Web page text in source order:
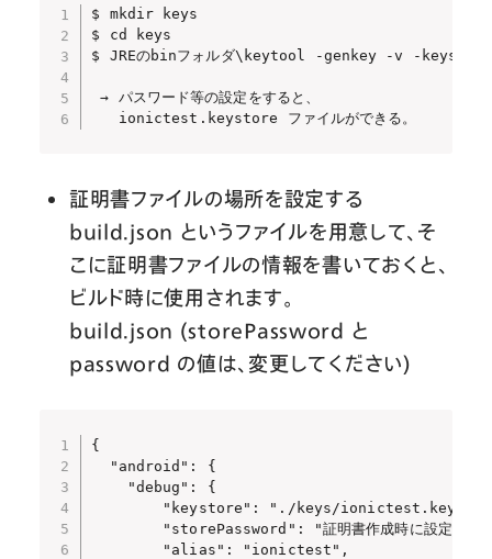
$ mkdir keys
$ cd keys
$ JREのbinフォルダ\keytool -genkey -v -
→ パスワード等の設定をすると、
   ionictest.keystore ファイルができる。
証明書ファイルの場所を設定する
build.json というファイルを用意して、そ
こに証明書ファイルの情報を書いておくと、
ビルド時に使用されます。
build.json (storePassword と
password の値は、変更してください)
{
  "android": {
    "debug": {
"keystore": "./keys/
"storePassword": "証明書作成時に設定した、
        "alias": "ionictest",